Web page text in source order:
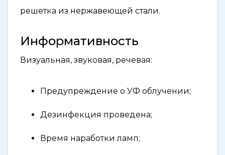
решетка из нержавеющей стали.
Информативность
Визуальная, звуковая, речевая:
Предупреждение о УФ облучении;
Дезинфекция проведена;
Время наработки ламп;